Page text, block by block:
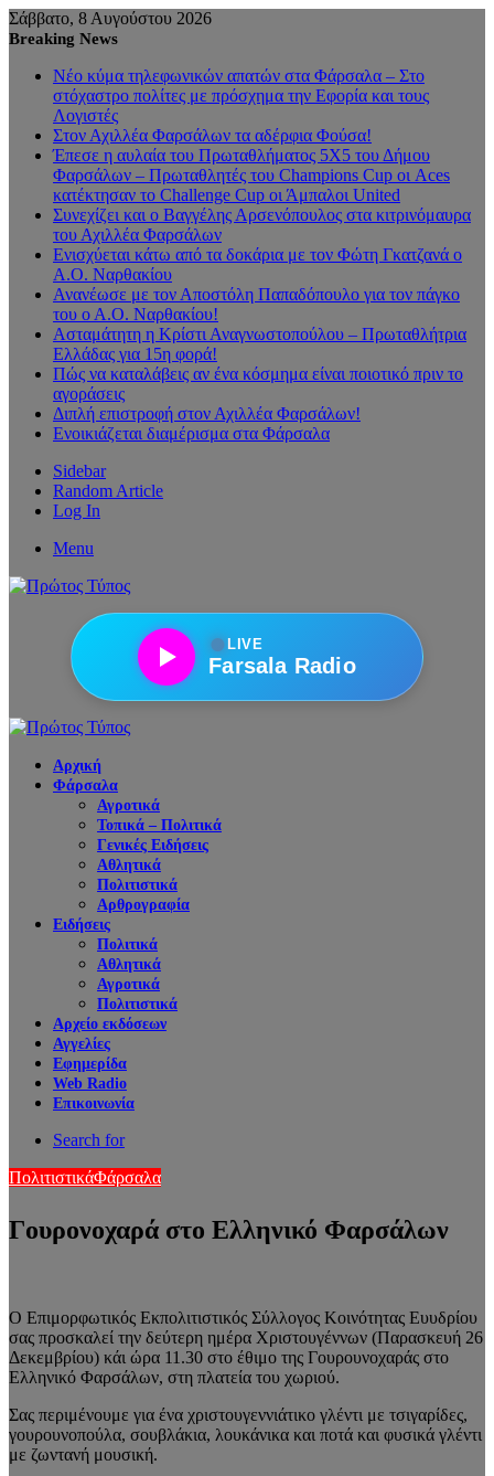
Σάββατο, 8 Αυγούστου 2026
Breaking News
Νέο κύμα τηλεφωνικών απατών στα Φάρσαλα – Στο
στόχαστρο πολίτες με πρόσχημα την Εφορία και τους
Λογιστές
Στον Αχιλλέα Φαρσάλων τα αδέρφια Φούσα!
Έπεσε η αυλαία του Πρωταθλήματος 5Χ5 του Δήμου
Φαρσάλων – Πρωταθλητές του Champions Cup οι Aces
κατέκτησαν το Challenge Cup οι Άμπαλοι United
Συνεχίζει και ο Βαγγέλης Αρσενόπουλος στα κιτρινόμαυρα
του Αχιλλέα Φαρσάλων
Ενισχύεται κάτω από τα δοκάρια με τον Φώτη Γκατζανά ο
Α.Ο. Ναρθακίου
Ανανέωσε με τον Αποστόλη Παπαδόπουλο για τον πάγκο
του ο Α.Ο. Ναρθακίου!
Ασταμάτητη η Κρίστι Αναγνωστοπούλου – Πρωταθλήτρια
Ελλάδας για 15η φορά!
Πώς να καταλάβεις αν ένα κόσμημα είναι ποιοτικό πριν το
αγοράσεις
Διπλή επιστροφή στον Αχιλλέα Φαρσάλων!
Ενοικιάζεται διαμέρισμα στα Φάρσαλα
Sidebar
Random Article
Log In
Menu
●LIVE
Farsala Radio
Αρχική
Φάρσαλα
Αγροτικά
Τοπικά – Πολιτικά
Γενικές Ειδήσεις
Αθλητικά
Πολιτιστικά
Αρθρογραφία
Ειδήσεις
Πολιτικά
Αθλητικά
Αγροτικά
Πολιτιστικά
Αρχείο εκδόσεων
Αγγελίες
Εφημερίδα
Web Radio
Επικοινωνία
Search for
ΠολιτιστικάΦάρσαλα
Γουρονοχαρά στο Ελληνικό Φαρσάλων
Ο Επιμορφωτικός Εκπολιτιστικός Σύλλογος Κοινότητας Ευυδρίου
σας προσκαλεί την δεύτερη ημέρα Χριστουγέννων (Παρασκευή 26
Δεκεμβρίου) κάι ώρα 11.30 στο έθιμο της Γουρουνοχαράς στο
Ελληνικό Φαρσάλων, στη πλατεία του χωριού.
Σας περιμένουμε για ένα χριστουγεννιάτικο γλέντι με τσιγαρίδες,
γουρουνοπούλα, σουβλάκια, λουκάνικα και ποτά και φυσικά γλέντι
με ζωντανή μουσική.